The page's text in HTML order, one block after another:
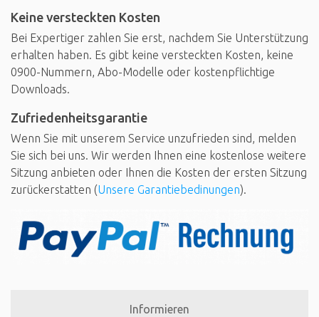
Keine versteckten Kosten
Bei Expertiger zahlen Sie erst, nachdem Sie Unterstützung
erhalten haben. Es gibt keine versteckten Kosten, keine
0900-Nummern, Abo-Modelle oder kostenpflichtige
Downloads.
Zufriedenheitsgarantie
Wenn Sie mit unserem Service unzufrieden sind, melden
Sie sich bei uns. Wir werden Ihnen eine kostenlose weitere
Sitzung anbieten oder Ihnen die Kosten der ersten Sitzung
zurückerstatten (Unsere Garantiebedinungen).
Informieren